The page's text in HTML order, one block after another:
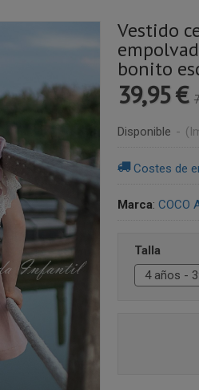
Vestido
bonito
39,95 €
Disponible -
Costes de
Marca: COCO
Talla